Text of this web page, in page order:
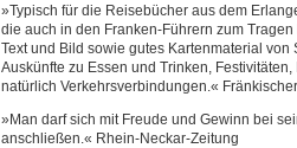
»Typisch für die Reisebücher aus dem
die auch in den Franken-Führern zum
Text und Bild sowie gutes Kartenmaterial
Auskünfte zu Essen und Trinken,
natürlich Verkehrsverbindungen.«
»Man darf sich mit Freude und Gewinn bei
anschließen.« Rhein-Neckar-Zeitung